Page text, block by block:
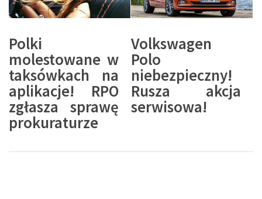
Polki
molestowane w
taksówkach na
aplikacje! RPO
zgłasza sprawę
prokuraturze
Volkswagen
Polo
niebezpieczny!
Rusza akcja
serwisowa!